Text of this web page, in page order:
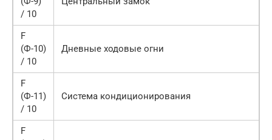
/ 10
F
(Ф-10)
/ 10
Дневные ходовые огни
F
(Ф-11)
/ 10
Система кондиционирования
F